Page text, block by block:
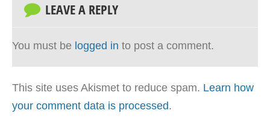
LEAVE A REPLY
You must be logged in to post a comment.
This site uses Akismet to reduce spam. Learn how
your comment data is processed.